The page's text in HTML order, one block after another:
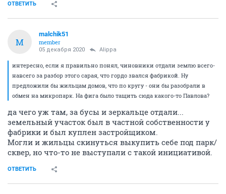
ОТВЕТИТЬ
M
malchik51
member
05 декабря 2020 Alippa
интересно, если я правильно понял, чиновники отдали землю всего-
навсего за разбор этого сарая, что гордо звался фабрикой. Ну
предложили бы жильцам домов, что по кругу - они бы разобрали в
обмен на микропарк. На фига было тащить сюда какого-то Павлова?
да чего уж там, за бусы и зеркальце отдали...
земельный участок был в частной собственности у
фабрики и был куплен застройщиком.
Могли и жильцы скинуться выкупить себе под парк/
сквер, но что-то не выступали с такой инициативой.
ОТВЕТИТЬ